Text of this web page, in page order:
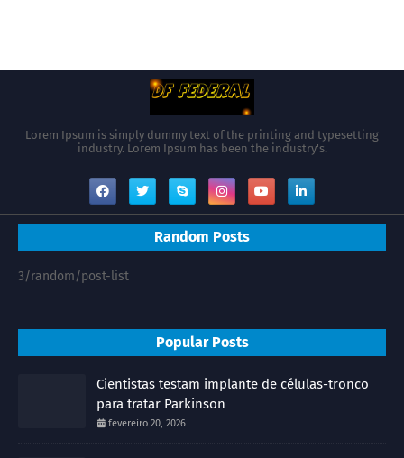
Lorem Ipsum is simply dummy text of the printing and typesetting
industry. Lorem Ipsum has been the industry's.
Random Posts
3/random/post-list
Popular Posts
Cientistas testam implante de células-tronco
para tratar Parkinson
fevereiro 20, 2026